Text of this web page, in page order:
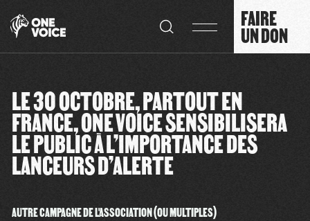
FAIRE
UN DON
LE 30 OCTOBRE, PARTOUT EN
FRANCE, ONE VOICE SENSIBILISERA
LE PUBLIC À L’IMPORTANCE DES
LANCEURS D’ALERTE
AUTRE CAMPAGNE DE L'ASSOCIATION (OU MULTIPLES)